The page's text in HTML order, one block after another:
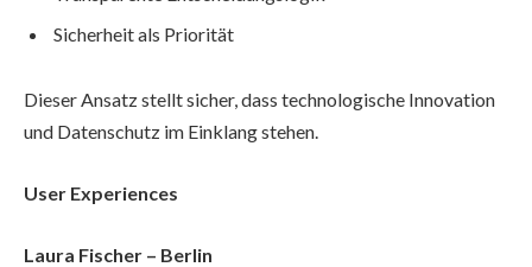
Sicherheit als Priorität
Dieser Ansatz stellt sicher, dass technologische Innovation
und Datenschutz im Einklang stehen.
User Experiences
Laura Fischer – Berlin